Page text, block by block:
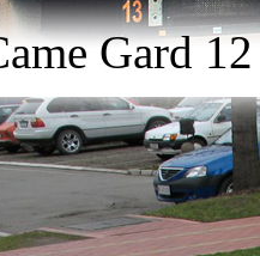
Gard 12